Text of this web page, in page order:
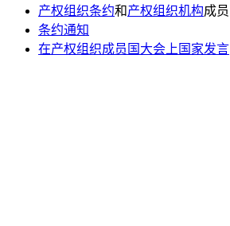
产权组织条约和产权组织机构成员
条约通知
在产权组织成员国大会上国家发言